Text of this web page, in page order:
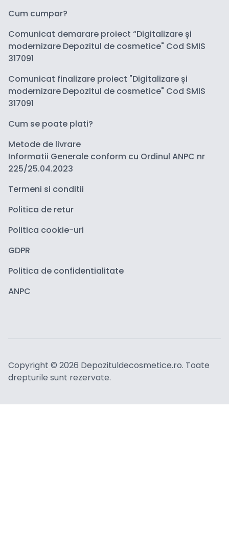
Cum cumpar?
Comunicat demarare proiect “Digitalizare și
modernizare Depozitul de cosmetice" Cod SMIS
317091
Comunicat finalizare proiect "Digitalizare și
modernizare Depozitul de cosmetice" Cod SMIS
317091
Cum se poate plati?
Metode de livrare
Informatii Generale conform cu Ordinul ANPC nr
225/25.04.2023
Termeni si conditii
Politica de retur
Politica cookie-uri
GDPR
Politica de confidentialitate
ANPC
Copyright © 2026 Depozituldecosmetice.ro. Toate
drepturile sunt rezervate.